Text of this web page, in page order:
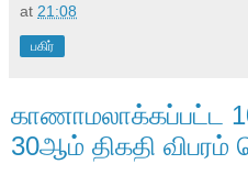
at 21:08
பகிர்
காணாமலாக்கப்பட்ட
30ஆம் திகதி விபரம்